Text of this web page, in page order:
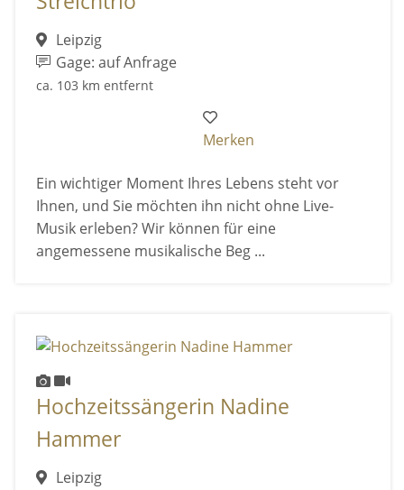
Leipzig
Gage: auf Anfrage
ca. 103 km entfernt
Merken
Ein wichtiger Moment Ihres Lebens steht vor
Ihnen, und Sie möchten ihn nicht ohne Live-
Musik erleben? Wir können für eine
angemessene musikalische Beg ...
Hochzeitssängerin Nadine
Hammer
Leipzig